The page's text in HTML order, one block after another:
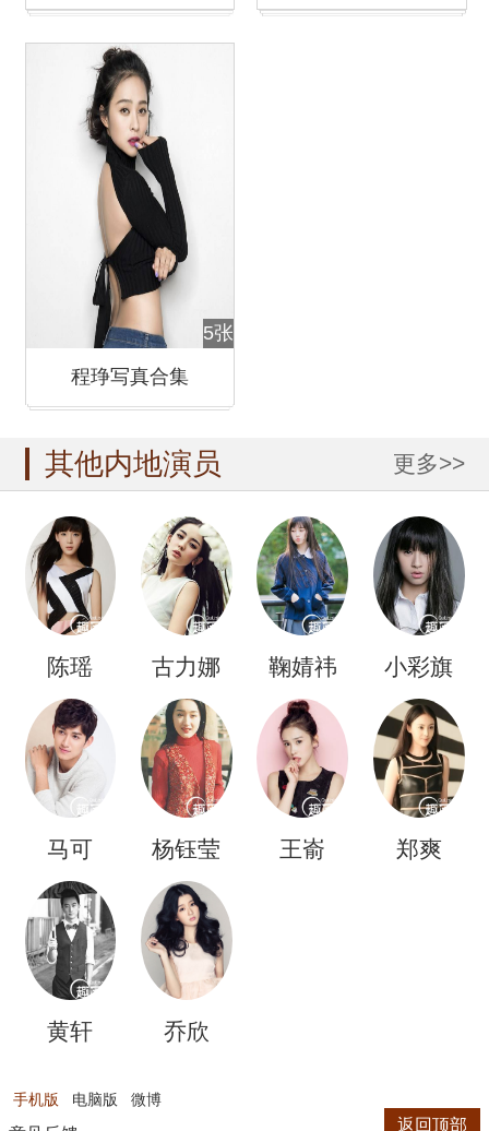
5张
程琤写真合集
其他内地演员 更多>>
陈瑶 古力娜
扎
鞠婧祎 小彩旗
马可 杨钰莹 王嵛 郑爽
黄轩 乔欣
手机版 电脑版 微博
返回顶部